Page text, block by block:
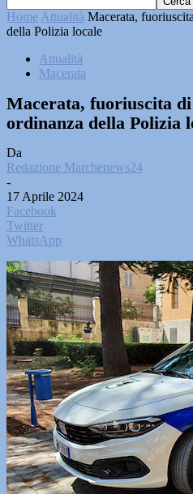
Home Attualità Macerata,
della Polizia locale
Attualità
Macerata
Macerata, fuoriuscita
ordinanza della Polizia
Da
Redazione Marchenews24
-
17 Aprile 2024
Facebook
Twitter
WhatsApp